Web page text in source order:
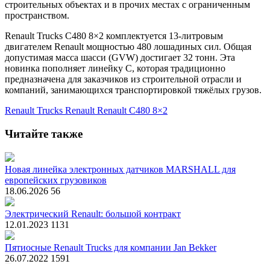
строительных объектах и в прочих местах с ограниченным
пространством.
Renault Trucks C480 8×2 комплектуется 13-литровым
двигателем Renault мощностью 480 лошадиных сил. Общая
допустимая масса шасси (GVW) достигает 32 тонн. Эта
новинка пополняет линейку C, которая традиционно
предназначена для заказчиков из строительной отрасли и
компаний, занимающихся транспортировкой тяжёлых грузов.
Renault Trucks Renault Renault C480 8×2
Читайте также
Новая линейка электронных датчиков MARSHALL для
европейских грузовиков
18.06.2026 56
Электрический Renault: большой контракт
12.01.2023 1131
Пятиосные Renault Trucks для компании Jan Bekker
26.07.2022 1591